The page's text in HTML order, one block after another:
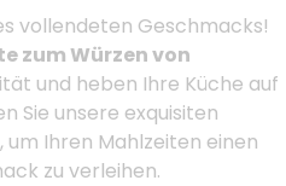
vollendeten Geschmacks!
zum Würzen von
und heben Ihre Küche auf
Sie unsere exquisiten
Ihren Mahlzeiten einen
zu verleihen.